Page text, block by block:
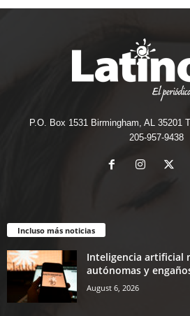
P.O. Box 1531 Birmingham, AL 35201
205-957-9438
Incluso más noticias
Inteligencia artificial
autónomas y
August 6, 2026